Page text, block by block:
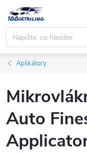
obsah
Aplikátory
Auto